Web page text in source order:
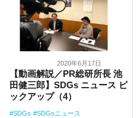
2020年6月17日
【動画解説／PR総研所長 池
田健三郎】SDGs ニュース ピ
ックアップ（4）
SDGs
SDGsニュース